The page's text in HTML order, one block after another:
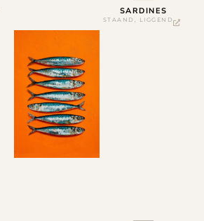
SARDINES
STAAND , LIGGEND